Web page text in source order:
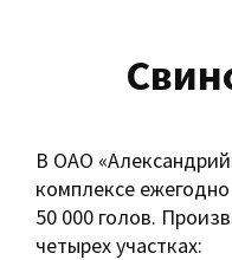
В ОАО
комплексе
50 000 голов.
четырех участках: